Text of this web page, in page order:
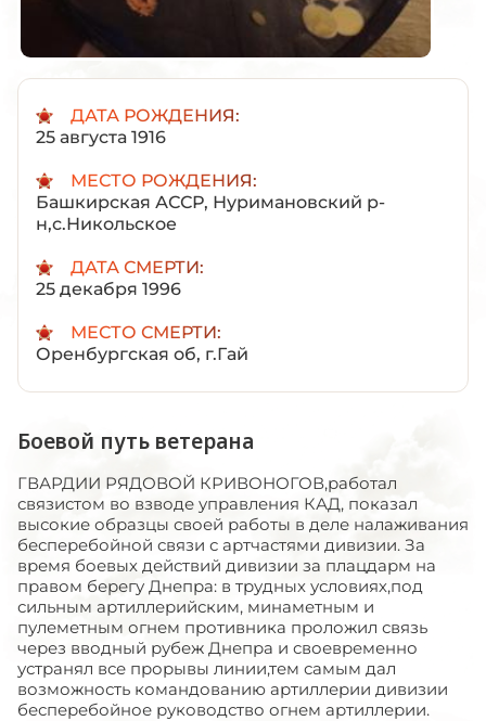
ДАТА РОЖДЕНИЯ:
25 августа 1916
МЕСТО РОЖДЕНИЯ:
Башкирская АССР, Нуримановский р-
н,с.Никольское
ДАТА СМЕРТИ:
25 декабря 1996
МЕСТО СМЕРТИ:
Оренбургская об, г.Гай
Боевой путь ветерана
ГВАРДИИ РЯДОВОЙ КРИВОНОГОВ,работал
связистом во взводе управления КАД, показал
высокие образцы своей работы в деле налаживания
бесперебойной связи с артчастями дивизии. За
время боевых действий дивизии за плацдарм на
правом берегу Днепра: в трудных условиях,под
сильным артиллерийским, минаметным и
пулеметным огнем противника проложил связь
через вводный рубеж Днепра и своевременно
устранял все прорывы линии,тем самым дал
возможность командованию артиллерии дивизии
бесперебойное руководство огнем артиллерии.